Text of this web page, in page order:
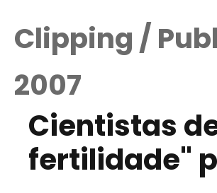
Clipping /
2007
Cientistas
fertilidade"